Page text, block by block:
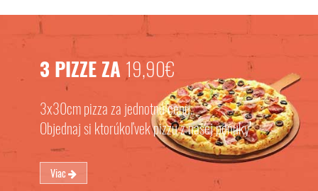
3 PIZZE ZA 19,90€
3x30cm pizza za jednotnú cenu.
Objednaj si ktorúkoľvek pizzu z našej ponuky
Viac